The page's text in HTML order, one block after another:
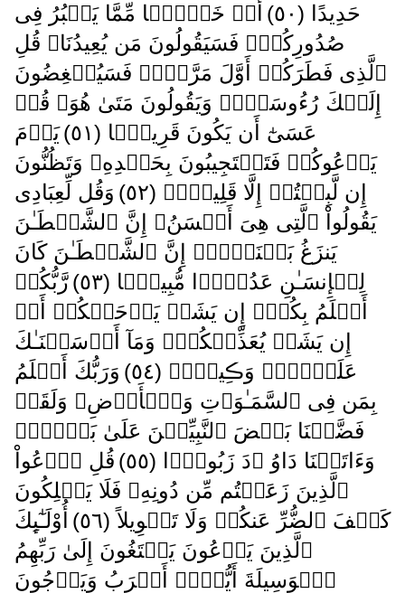
حَدِيدًا ( ٥٠ )
أَوۡ خَلۡقً۬ا مِّمَّا يَڪۡبُرُ فِى
صُدُورِكُمۡ‌ۚ فَسَيَقُولُونَ مَن يُعِيدُنَا‌ۖ قُلِ
ٱلَّذِى فَطَرَكُمۡ أَوَّلَ مَرَّةٍ۬‌ۚ فَسَيُنۡغِضُونَ
إِلَيۡكَ رُءُوسَہُمۡ وَيَقُولُونَ مَتَىٰ هُوَ‌ۖ قُلۡ
عَسَىٰٓ أَن يَكُونَ قَرِيبً۬ا ( ٥١ )
يَوۡمَ
يَدۡعُوكُمۡ فَتَسۡتَجِيبُونَ بِحَمۡدِهِۦ وَتَظُنُّونَ
إِن لَّبِثۡتُمۡ إِلَّا قَلِيلاً۬ ( ٥٢ )
وَقُل لِّعِبَادِى
يَقُولُواْ ٱلَّتِى هِىَ أَحۡسَنُ‌ۚ إِنَّ ٱلشَّيۡطَـٰنَ
يَنزَغُ بَيۡنَہُمۡ‌ۚ إِنَّ ٱلشَّيۡطَـٰنَ كَانَ
لِلۡإِنسَـٰنِ عَدُوًّ۬ا مُّبِينً۬ا ( ٥٣ )
رَّبُّكُمۡ
أَعۡلَمُ بِكُمۡ‌ۖ إِن يَشَأۡ يَرۡحَمۡكُمۡ أَوۡ
إِن يَشَأۡ يُعَذِّبۡكُمۡ‌ۚ وَمَآ أَرۡسَلۡنَـٰكَ
عَلَيۡہِمۡ وَڪِيلاً۬ ( ٥٤ )
وَرَبُّكَ أَعۡلَمُ
بِمَن فِى ٱلسَّمَـٰوَٲتِ وَٱلۡأَرۡضِ‌ۗ وَلَقَدۡ
فَضَّلۡنَا بَعۡضَ ٱلنَّبِيِّـۧنَ عَلَىٰ بَعۡضٍ۬‌ۖ
وَءَاتَيۡنَا دَاوُ ۥدَ زَبُورً۬ا ( ٥٥ )
قُلِ ٱدۡعُواْ
ٱلَّذِينَ زَعَمۡتُم مِّن دُونِهِۦ فَلَا يَمۡلِكُونَ
كَشۡفَ ٱلضُّرِّ عَنكُمۡ وَلَا تَحۡوِيلاً ( ٥٦ )
أُوْلَـٰٓٮِٕكَ
ٱلَّذِينَ يَدۡعُونَ يَبۡتَغُونَ إِلَىٰ رَبِّهِمُ
ٱلۡوَسِيلَةَ أَيُّہُمۡ أَقۡرَبُ وَيَرۡجُونَ